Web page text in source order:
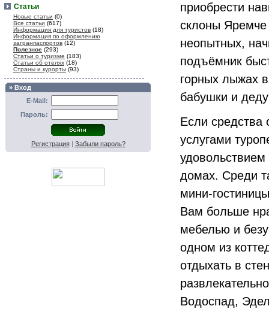
Статьи
Новые статьи (0)
Все статьи (617)
Информация для туристов (18)
Информация по оформлению
загранпаспортов (12)
Полезное (293)
Статьи о туризме (183)
Статьи об отелях (18)
Страны и курорты (93)
» Вход
E-Mail:
Пароль:
Регистрация| Забыли пароль?
приобрести
склоны Яремче
неопытных,
подъёмник
горных лыжах
бабушки и
Если средства
услугами
домах. Среди
мини-
Вам больше
мебелью и
одном из
отдыхать в
Водоспад,